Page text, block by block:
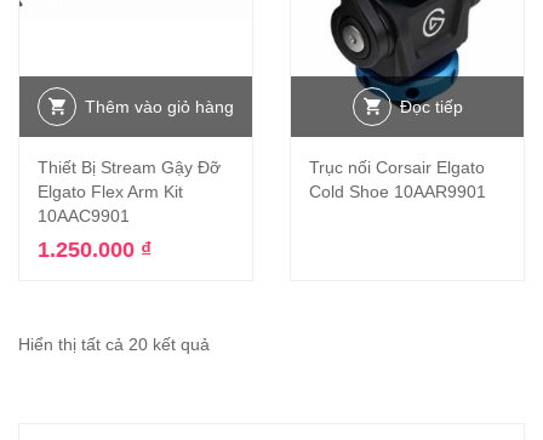
Thêm vào giỏ hàng
Thiết Bị Stream Gậy Đỡ
Elgato Flex Arm Kit
10AAC9901
1.250.000 ₫
Đọc tiếp
Trục nối Corsair Elgato
Cold Shoe 10AAR9901
Hiển thị tất cả 20 kết quả